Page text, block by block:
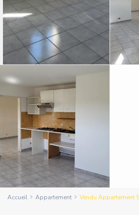
Accueil Appartement Vendu Appartement